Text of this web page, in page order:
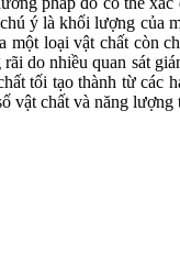
ý là khối lượng của
một loại vật chất còn
do nhiều quan sát
tối tạo thành từ các
vật chất và năng